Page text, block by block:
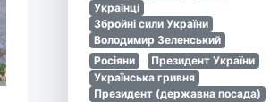
Українці
Збройні сили України
Володимир Зеленський
Росіяни
Президент України
Українська гривня
Президент (державна посада)